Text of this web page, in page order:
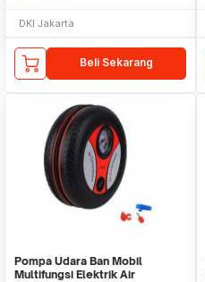
DKI Jakarta
Beli Sekarang
Pompa Udara Ban Mobil
Multifungsi Elektrik Air